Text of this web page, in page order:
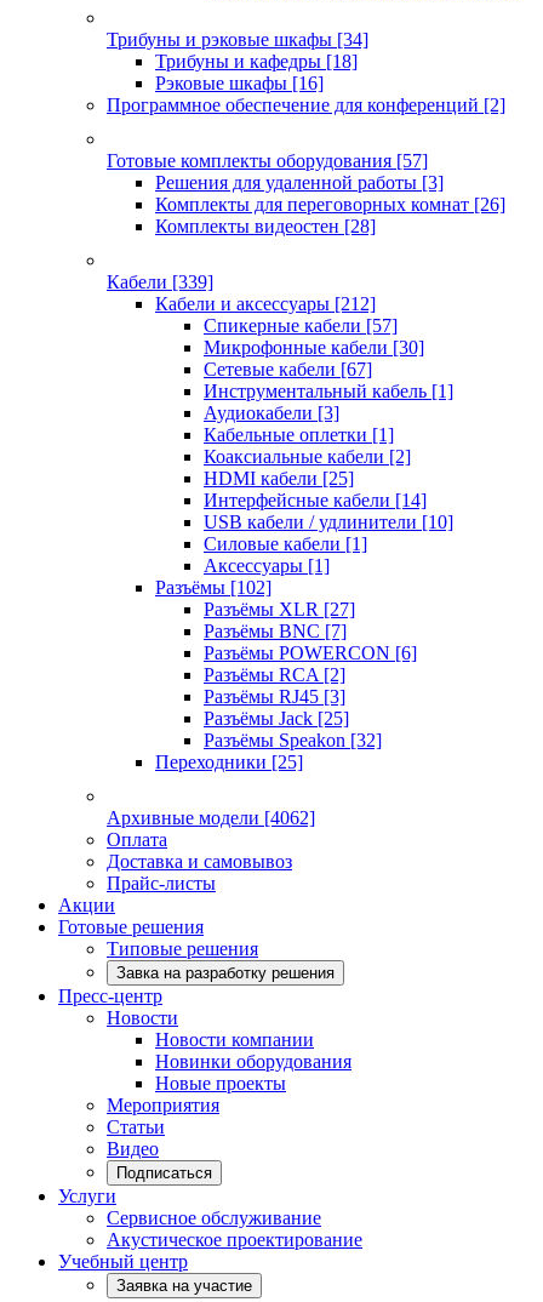
Трибуны и рэковые шкафы [34]
Трибуны и кафедры [18]
Рэковые шкафы [16]
Программное обеспечение для конференций [2]
Готовые комплекты оборудования [57]
Решения для удаленной работы [3]
Комплекты для переговорных комнат [26]
Комплекты видеостен [28]
Кабели [339]
Кабели и аксессуары [212]
Спикерные кабели [57]
Микрофонные кабели [30]
Сетевые кабели [67]
Инструментальный кабель [1]
Аудиокабели [3]
Кабельные оплетки [1]
Коаксиальные кабели [2]
HDMI кабели [25]
Интерфейсные кабели [14]
USB кабели / удлинители [10]
Силовые кабели [1]
Аксессуары [1]
Разъёмы [102]
Разъёмы XLR [27]
Разъёмы BNC [7]
Разъёмы POWERCON [6]
Разъёмы RCA [2]
Разъёмы RJ45 [3]
Разъёмы Jack [25]
Разъёмы Speakon [32]
Переходники [25]
Архивные модели [4062]
Оплата
Доставка и самовывоз
Прайс-листы
Акции
Готовые решения
Типовые решения
Завка на разработку решения
Пресс-центр
Новости
Новости компании
Новинки оборудования
Новые проекты
Мероприятия
Статьи
Видео
Подписаться
Услуги
Сервисное обслуживание
Акустическое проектирование
Учебный центр
Заявка на участие